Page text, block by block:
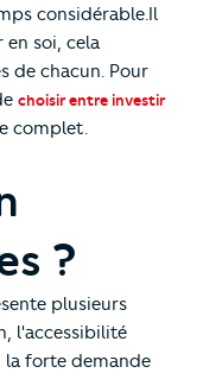
considérable.Il
en soi, cela
de chacun. Pour
choisir entre investir
complet.
?
plusieurs
l'accessibilité
forte demande